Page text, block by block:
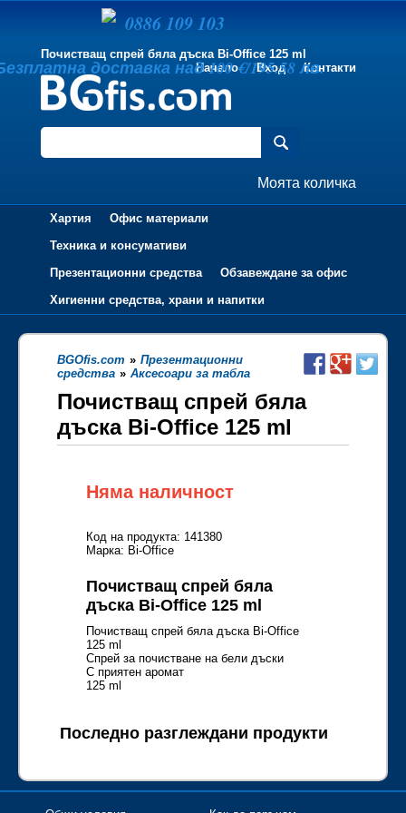
Почистващ спрей бяла дъска Bi-Office 125 ml
Начало
Вход Контакти
Моята количка
Хартия
Офис материали
Техника и консумативи
Презентационни средства
Обзавеждане за офис
Хигиенни средства, храни и напитки
BGOfis.com » Презентационни
средства » Аксесоари за табла
Почистващ спрей бяла
дъска Bi-Office 125 ml
Няма наличност
Код на продукта: 141380
Марка: Bi-Office
Почистващ спрей бяла
дъска Bi-Office 125 ml
Почистващ спрей бяла дъска Bi-Office
125 ml
Спрей за почистване на бели дъски
С приятен аромат
125 ml
Последно разглеждани продукти
0886 109 103
доставка над 100 €/195.58 лв.